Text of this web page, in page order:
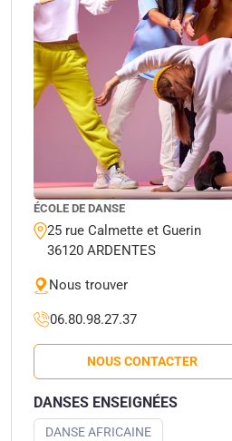
ÉCOLE DE DANSE
25 rue Calmette et Guerin
36120 ARDENTES
Nous trouver
06.80.98.27.37
NOUS CONTACTER
DANSES ENSEIGNÉES
DANSE AFRICAINE